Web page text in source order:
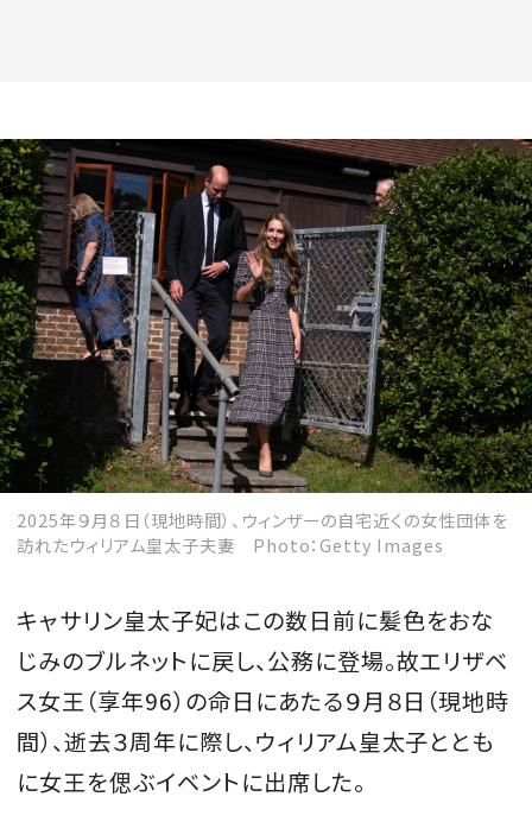
2025年９月８日（現地時間）、ウィンザーの自宅近くの女性団体を
訪れたウィリアム皇太子夫妻 Photo：Getty Images
キャサリン皇太子妃はこの数日前に髪色をおな
じみのブルネットに戻し、公務に登場。故エリザベ
ス女王（享年96）の命日にあたる９月８日（現地時
間）、逝去３周年に際し、ウィリアム皇太子ととも
に女王を偲ぶイベントに出席した。